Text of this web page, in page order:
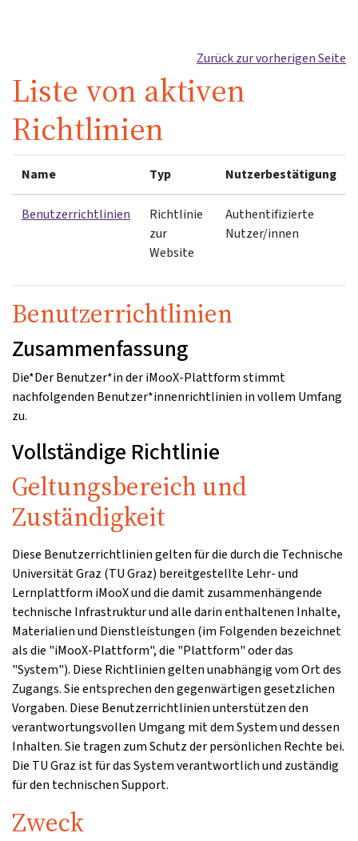
Zurück zur vorherigen Seite
Liste von aktiven
Richtlinien
Name Typ Nutzerbestätigung
Benutzerrichtlinien
Richtlinie
zur
Website
Authentifizierte
Nutzer/innen
Benutzerrichtlinien
Zusammenfassung
Die*Der Benutzer*in der iMooX-Plattform stimmt
nachfolgenden Benutzer*innenrichtlinien in vollem Umfang
zu.
Vollständige Richtlinie
Geltungsbereich und
Zuständigkeit
Diese Benutzerrichtlinien gelten für die durch die Technische
Universität Graz (TU Graz) bereitgestellte Lehr- und
Lernplattform iMooX und die damit zusammenhängende
technische Infrastruktur und alle darin enthaltenen Inhalte,
Materialien und Dienstleistungen (im Folgenden bezeichnet
als die "iMooX-Plattform", die "Plattform" oder das
"System"). Diese Richtlinien gelten unabhängig vom Ort des
Zugangs. Sie entsprechen den gegenwärtigen gesetzlichen
Vorgaben. Diese Benutzerrichtlinien unterstützen den
verantwortungsvollen Umgang mit dem System und dessen
Inhalten. Sie tragen zum Schutz der persönlichen Rechte bei.
Die TU Graz ist für das System verantwortlich und zuständig
für den technischen Support.
Zweck